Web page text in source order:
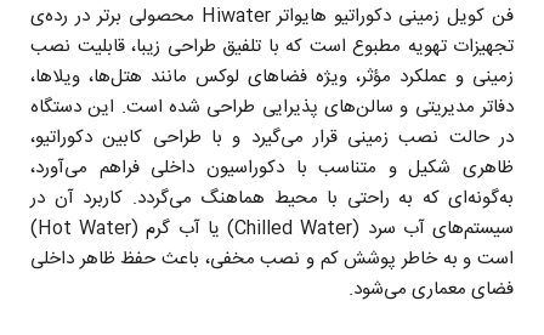
فن کویل زمینی دکوراتیو هایواتر Hiwater محصولی برتر در رده‌ی
تجهیزات تهویه مطبوع است که با تلفیق طراحی زیبا، قابلیت نصب
زمینی و عملکرد مؤثر، ویژه فضاهای لوکس مانند هتل‌ها، ویلاها،
دفاتر مدیریتی و سالن‌های پذیرایی طراحی شده است. این دستگاه
در حالت نصب زمینی قرار می‌گیرد و با طراحی کابین دکوراتیو،
ظاهری شکیل و متناسب با دکوراسیون داخلی فراهم می‌آورد،
به‌گونه‌ای که به راحتی با محیط هماهنگ می‌گردد. کاربرد آن در
سیستم‌های آب سرد (Chilled Water) یا آب گرم (Hot Water)
است و به خاطر پوشش کم و نصب مخفی، باعث حفظ ظاهر داخلی
فضای معماری می‌شود.